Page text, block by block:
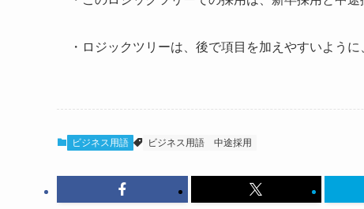
・ロジックツリーは、後で項目を加えやすいよう
ビジネス用語 ビジネス用語 中途採用